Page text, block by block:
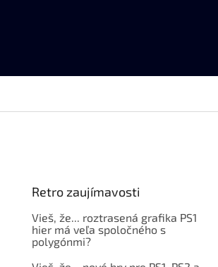
Retro zaujímavosti
Vieš, že... roztrasená grafika PS1
hier má veľa spoločného s
polygónmi?